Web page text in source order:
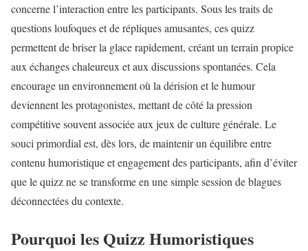
concerne l’interaction entre les participants. Sous les traits de
questions loufoques et de répliques amusantes, ces quizz
permettent de briser la glace rapidement, créant un terrain propice
aux échanges chaleureux et aux discussions spontanées. Cela
encourage un environnement où la dérision et le humour
deviennent les protagonistes, mettant de côté la pression
compétitive souvent associée aux jeux de culture générale. Le
souci primordial est, dès lors, de maintenir un équilibre entre
contenu humoristique et engagement des participants, afin d’éviter
que le quizz ne se transforme en une simple session de blagues
déconnectées du contexte.
Pourquoi les Quizz Humoristiques